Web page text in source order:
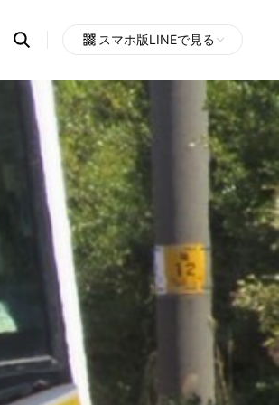
Search
OpenChats
messages
search
area
スマホ版LINEで見る